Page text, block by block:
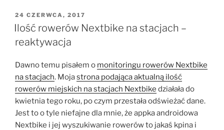
OPUBLIKOWANE
W
24 CZERWCA, 2017
Ilość rowerów Nextbike na stacjach –
reaktywacja
Dawno temu pisałem o monitoringu rowerów Nextbike
na stacjach. Mojastrona podająca aktualną ilość
rowerów miejskich na stacjach Nextbike działała do
kwietnia tego roku, po czym przestała odświeżać dane.
Jest to o tyle niefajne dla mnie, że appka androidowa
Nextbike i jej wyszukiwanie rowerów to jakaś kpina i